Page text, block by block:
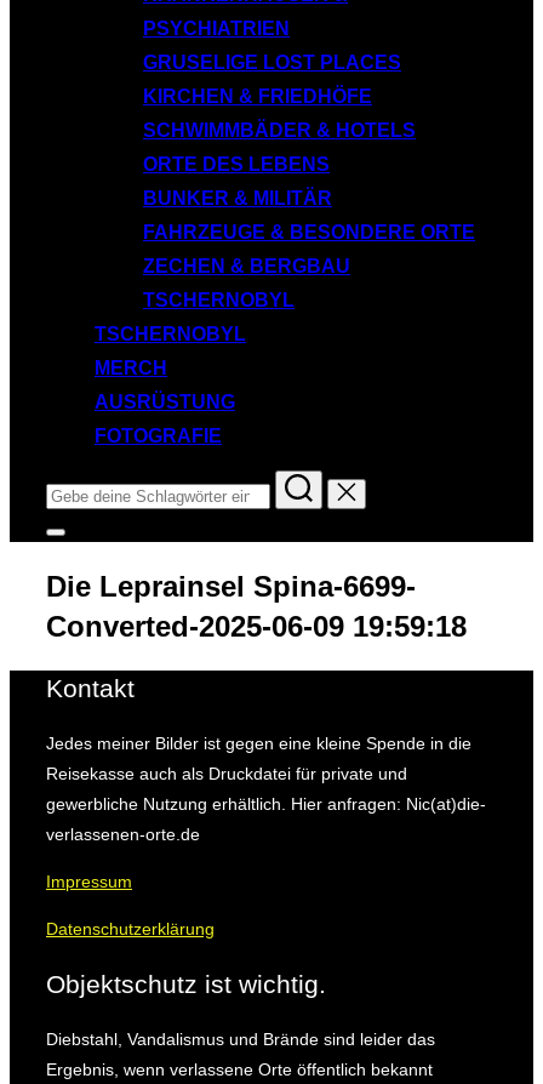
PSYCHIATRIEN
GRUSELIGE LOST PLACES
KIRCHEN & FRIEDHÖFE
SCHWIMMBÄDER & HOTELS
ORTE DES LEBENS
BUNKER & MILITÄR
FAHRZEUGE & BESONDERE ORTE
ZECHEN & BERGBAU
TSCHERNOBYL
TSCHERNOBYL
MERCH
AUSRÜSTUNG
FOTOGRAFIE
Suchen
nach:
Seitenleiste
Navigation
umschalten
Die Leprainsel Spina-6699-
Converted-2025-06-09 19:59:18
Kontakt
Jedes meiner Bilder ist gegen eine kleine Spende in die
Reisekasse auch als Druckdatei für private und
gewerbliche Nutzung erhältlich. Hier anfragen: Nic(at)die-
verlassenen-orte.de
Impressum
Datenschutzerklärung
Objektschutz ist wichtig.
Diebstahl, Vandalismus und Brände sind leider das
Ergebnis, wenn verlassene Orte öffentlich bekannt